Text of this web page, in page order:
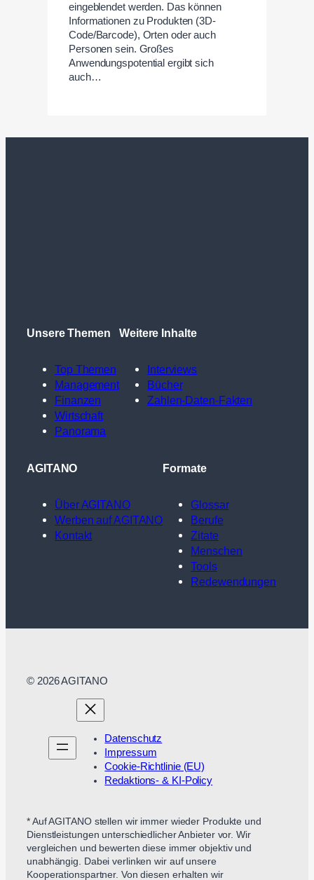
eingeblendet werden. Das können
Informationen zu Produkten (3D-
Code/Barcode), Orten oder auch
Personen sein. Großes
Anwendungspotential ergibt sich
auch…
Unsere Themen
Top Themen
Management
Finanzen
Wirtschaft
Panorama
Weitere Inhalte
Interviews
Bücher
Zahlen-Daten-Fakten
AGITANO
Über AGITANO
Werben auf AGITANO
Kontakt
Formate
Glossar
Berufe
Zitate
Menschen
Tools
Redewendungen
© 2026 AGITANO
Datenschutz
Impressum
Cookie-Richtlinie (EU)
Redaktions- & KI-Policy
* Auf AGITANO stellen wir immer wieder Produkte und
Dienstleistungen unterschiedlicher Anbieter vor. Wir
vergleichen und bewerten diese immer objektiv und
unabhängig. Dabei verlinken wir auf unsere
Kooperationspartner. Von diesen erhalten wir